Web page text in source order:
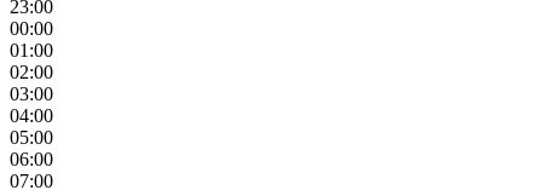
23:00
00:00
01:00
02:00
03:00
04:00
05:00
06:00
07:00